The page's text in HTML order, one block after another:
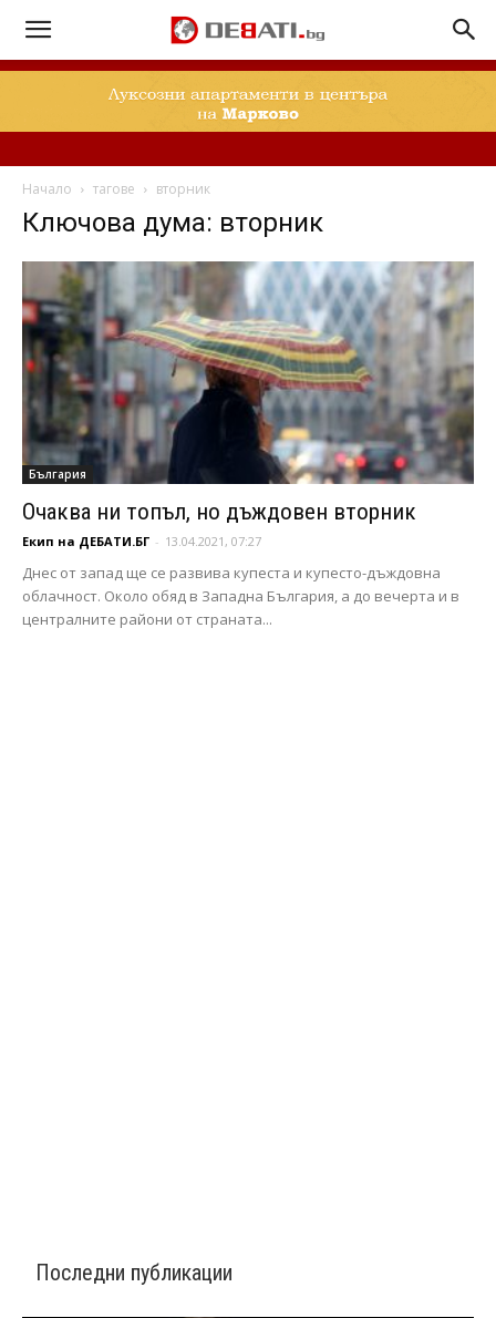
Начало тагове вторник
Ключова дума: вторник
България
Oчаква ни топъл, но дъждовен вторник
Екип на ДЕБАТИ.БГ - 13.04.2021, 07:27
Днес от запад ще се развива купеста и купесто-дъждовна
облачност. Около обяд в Западна България, а до вечерта и в
централните райони от страната...
Последни публикации